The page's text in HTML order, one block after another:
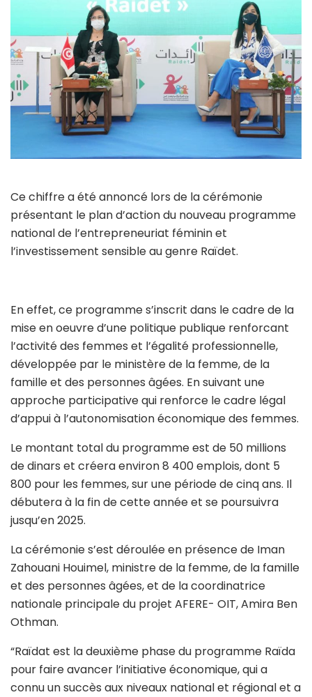
Ce chiffre a été annoncé lors de la cérémonie
présentant le plan d’action du nouveau programme
national de l’entrepreneuriat féminin et
l’investissement sensible au genre Raïdet.
En effet, ce programme s’inscrit dans le cadre de la
mise en oeuvre d’une politique publique renforcant
l’activité des femmes et l’égalité professionnelle,
développée par le ministère de la femme, de la
famille et des personnes âgées. En suivant une
approche participative qui renforce le cadre légal
d’appui à l’autonomisation économique des femmes.
Le montant total du programme est de 50 millions
de dinars et créera environ 8 400 emplois, dont 5
800 pour les femmes, sur une période de cinq ans. Il
débutera à la fin de cette année et se poursuivra
jusqu’en 2025.
La cérémonie s’est déroulée en présence de Iman
Zahouani Houimel, ministre de la femme, de la famille
et des personnes âgées, et de la coordinatrice
nationale principale du projet AFERE- OIT, Amira Ben
Othman.
“Raïdat est la deuxième phase du programme Raïda
pour faire avancer l’initiative économique, qui a
connu un succès aux niveaux national et régional et a